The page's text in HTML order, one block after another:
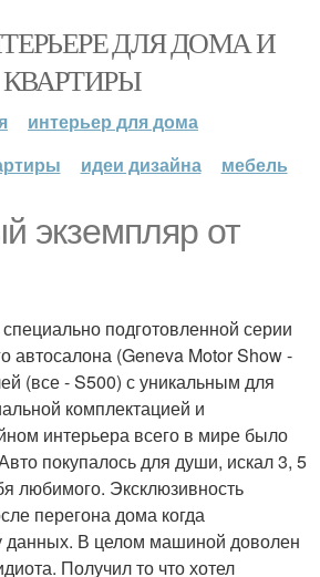
ДЛЯ ДОМА И
КВАРТИРЫ
интерьер для дома
идеи дизайна мебель
экземпляр от
подготовленной серии
автосалона (Geneva Motor Show -
(все - S500) с уникальным для
комплектацией и
интерьера всего в мире было
покупалось для души, искал 3, 5
любимого. Эксклюзивность
перегона дома когда
данных. В целом машиной доволен
Получил то что хотел